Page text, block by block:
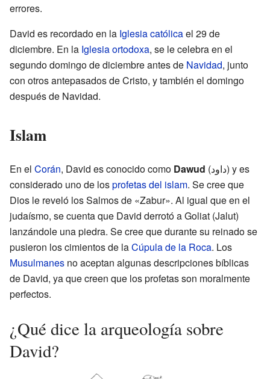
errores.
David es recordado en la Iglesia católicael 29 de
diciembre. En la Iglesia ortodoxa, se le celebra en el
segundo domingo de diciembre antes de Navidad, junto
con otros antepasados de Cristo, y también el domingo
después de Navidad.
Islam
En el Corán, David es conocido como Dawud (داود) y es
considerado uno de losprofetas del islam. Se cree que
Dios le reveló los Salmos de «Zabur». Al igual que en el
judaísmo, se cuenta que David derrotó a Goliat (Jalut)
lanzándole una piedra. Se cree que durante su reinado se
pusieron los cimientos de laCúpula de la Roca. Los
Musulmanes no aceptan algunas descripciones bíblicas
de David, ya que creen que los profetas son moralmente
perfectos.
¿Qué dice la arqueología sobre
David?